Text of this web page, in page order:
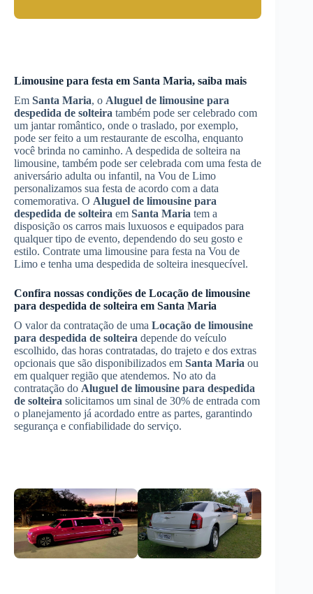
Limousine para festa em Santa Maria, saiba mais
Em Santa Maria, o Aluguel de limousine para
despedida de solteira também pode ser celebrado com
um jantar romântico, onde o traslado, por exemplo,
pode ser feito a um restaurante de escolha, enquanto
você brinda no caminho. A despedida de solteira na
limousine, também pode ser celebrada com uma festa de
aniversário adulta ou infantil, na Vou de Limo
personalizamos sua festa de acordo com a data
comemorativa. O Aluguel de limousine para
despedida de solteira em Santa Maria tem a
disposição os carros mais luxuosos e equipados para
qualquer tipo de evento, dependendo do seu gosto e
estilo. Contrate uma limousine para festa na Vou de
Limo e tenha uma despedida de solteira inesquecível.
Confira nossas condições de Locação de limousine
para despedida de solteira em Santa Maria
O valor da contratação de uma Locação de limousine
para despedida de solteira depende do veículo
escolhido, das horas contratadas, do trajeto e dos extras
opcionais que são disponibilizados em Santa Maria ou
em qualquer região que atendemos. No ato da
contratação do Aluguel de limousine para despedida
de solteira solicitamos um sinal de 30% de entrada com
o planejamento já acordado entre as partes, garantindo
segurança e confiabilidade do serviço.